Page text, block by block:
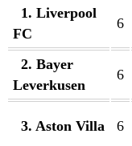
1. Liverpool
FC
6
2. Bayer
Leverkusen
6
3. Aston Villa 6